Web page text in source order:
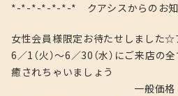
*-*-*-*-*-*-* クアシスからの
女性会員様限定お待たせしました☆
6／1（火）～6／30（水）にご来店
癒されちゃいましょう
一般価格 いつもの